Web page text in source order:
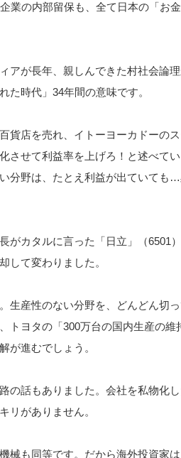
業の内部留保も、全て日本の「お
が長年、親しんできた村社会論
た時代」34年間の意味です。
貨店を売れ、イトーヨーカドーの
させて利益率を上げろ！と述べて
分野は、たとえ利益が出ていても
カタルに言った「日立」（6501
して変わりました。
生産性のない分野を、どんどん切
ヨタの「300万台の国内生産の維
進むでしょう。
の話もありました。会社を私物化
がありません。
械も同等です。だから海外投資家